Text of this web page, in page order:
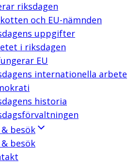
riksdagen
och EU-nämnden
uppgifter
i riksdagen
EU
internationella arbete
historia
besök
besök